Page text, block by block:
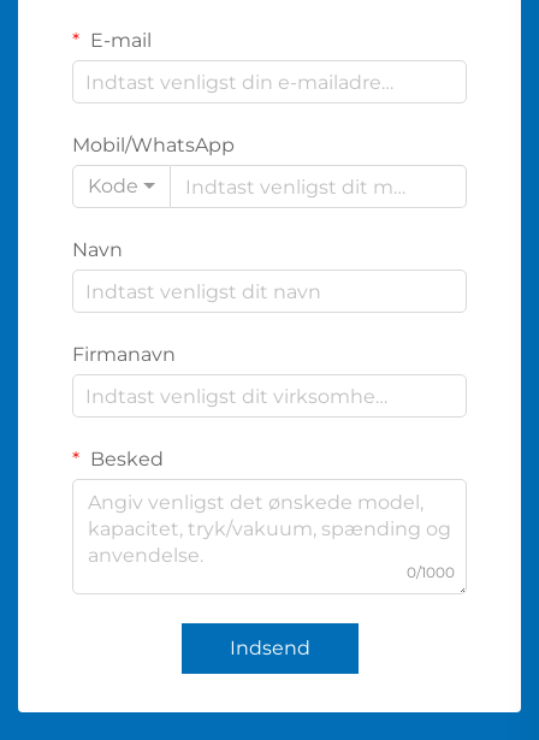
E-mail
Mobil/WhatsApp
Kode
Navn
Firmanavn
Besked
0/1000
Indsend